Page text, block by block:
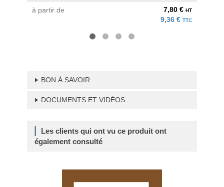
à partir de 7,80 € HT
9,36 € TTC
BON À SAVOIR
DOCUMENTS ET VIDÉOS
Les clients qui ont vu ce produit ont
également consulté